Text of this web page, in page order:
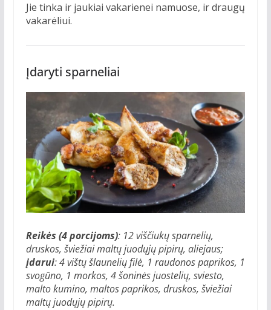
Jie tinka ir jaukiai vakarienei namuose, ir draugų
vakarėliui.
Įdaryti sparneliai
Reikės (4 porcijoms): 12 viščiukų sparnelių,
druskos, šviežiai maltų juodųjų pipirų, aliejaus;
įdarui: 4 vištų šlaunelių filė, 1 raudonos paprikos, 1
svogūno, 1 morkos, 4 šoninės juostelių, sviesto,
malto kumino, maltos paprikos, druskos, šviežiai
maltų juodųjų pipirų.